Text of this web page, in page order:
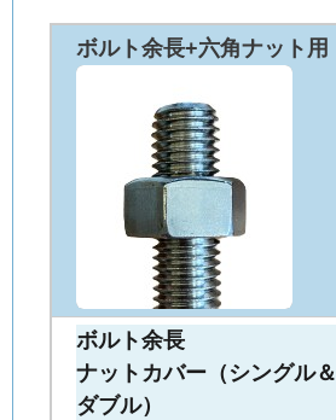
ボルト余長+六角ナット用
ボルト余長
ナットカバー（シングル＆
ダブル）